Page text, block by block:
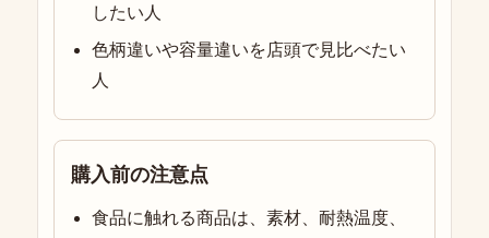
したい人
色柄違いや容量違いを店頭で見比べたい
人
購入前の注意点
食品に触れる商品は、素材、耐熱温度、